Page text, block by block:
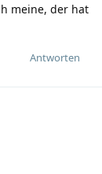
meine, der hat
Antworten